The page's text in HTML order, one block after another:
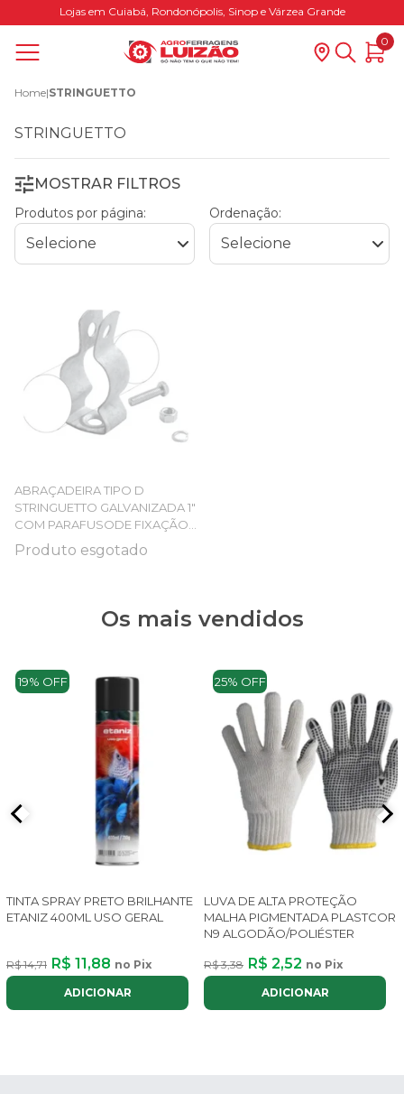
Lojas em Cuiabá, Rondonópolis, Sinop e Várzea Grande
0
Home|STRINGUETTO
STRINGUETTO
MOSTRAR FILTROS
Produtos por página: Ordenação:
ABRAÇADEIRA TIPO D
STRINGUETTO GALVANIZADA 1"
COM PARAFUSODE FIXAÇÃO
PARA TUBOS
Produto esgotado
Os mais vendidos
19% OFF
TINTA SPRAY PRETO BRILHANTE
ETANIZ 400ML USO GERAL
R$ 14,71 R$ 11,88 no Pix
ADICIONAR
25% OFF
LUVA DE ALTA PROTEÇÃO
MALHA PIGMENTADA PLASTCOR
N9 ALGODÃO/POLIÉSTER
R$ 3,38 R$ 2,52 no Pix
ADICIONAR